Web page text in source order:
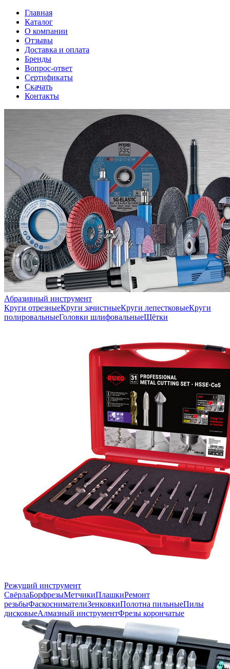
Главная
Каталог
О компании
Отзывы
Доставка и оплата
Бренды
Вопрос-ответ
Сертификаты
Скачать
Контакты
Абразивный инструмент
Круги отрезныеКруги зачистныеКруги лепестковыеКруги
полировальныеГоловки шлифовальныеЩётки
Режущий инструмент
СвёрлаБорфрезыМетчикиПлашкиРемонт
резьбыФаскоснимателиЗенковкиПолотна пильныеПилы
дисковыеАлмазный инструментФрезы корончатые